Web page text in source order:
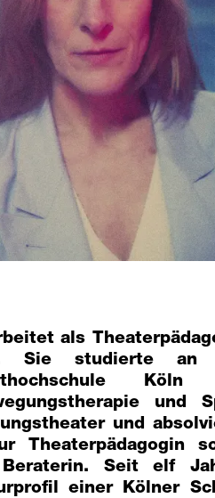
als
Sie studierte an
Köln
und
und
Theaterpädagogin
Seit elf
einer Kölner